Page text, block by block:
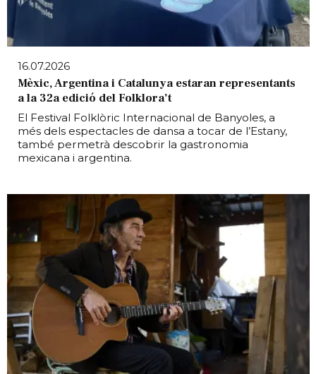
16.07.2026
Mèxic, Argentina i Catalunya estaran representants
a la 32a edició del Folklora’t
El Festival Folklòric Internacional de Banyoles, a
més dels espectacles de dansa a tocar de l’Estany,
també permetrà descobrir la gastronomia
mexicana i argentina.